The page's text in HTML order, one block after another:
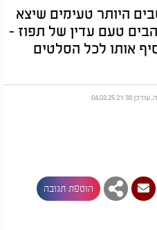
היותר טעימים שיצא
טעם עדין של תפוז -
אותו לכל הסלטים
הוספת תגובה